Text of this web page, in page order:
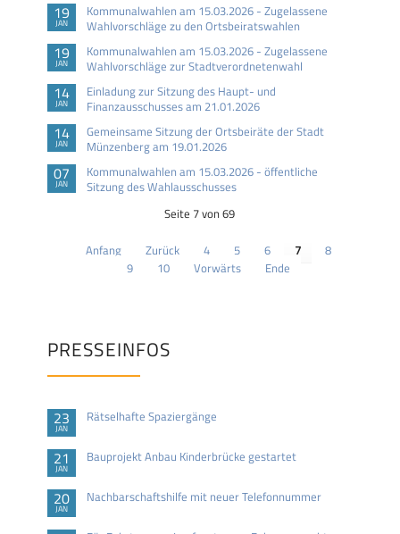
19
JAN
Kommunalwahlen am 15.03.2026 - Zugelassene
Wahlvorschläge zu den Ortsbeiratswahlen
19
JAN
Kommunalwahlen am 15.03.2026 - Zugelassene
Wahlvorschläge zur Stadtverordnetenwahl
14
JAN
Einladung zur Sitzung des Haupt- und
Finanzausschusses am 21.01.2026
14
JAN
Gemeinsame Sitzung der Ortsbeiräte der Stadt
Münzenberg am 19.01.2026
07
JAN
Kommunalwahlen am 15.03.2026 - öffentliche
Sitzung des Wahlausschusses
Seite 7 von 69
Anfang Zurück 4 5 6 7
8
9
10 Vorwärts Ende
PRESSEINFOS
23
JAN
Rätselhafte Spaziergänge
21
JAN
Bauprojekt Anbau Kinderbrücke gestartet
20
JAN
Nachbarschaftshilfe mit neuer Telefonnummer